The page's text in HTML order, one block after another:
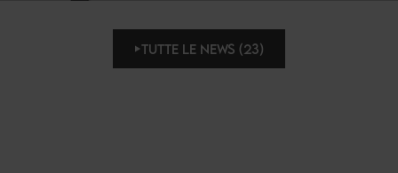
TUTTE LE NEWS (23)